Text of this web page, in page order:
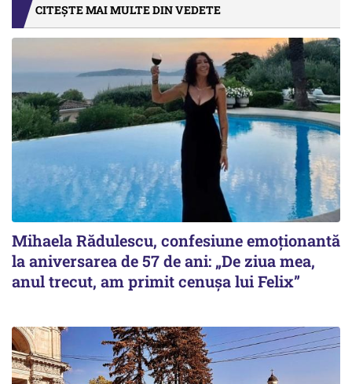
CITEȘTE MAI MULTE DIN VEDETE
Mihaela Rădulescu, confesiune emoționantă
la aniversarea de 57 de ani: „De ziua mea,
anul trecut, am primit cenușa lui Felix”